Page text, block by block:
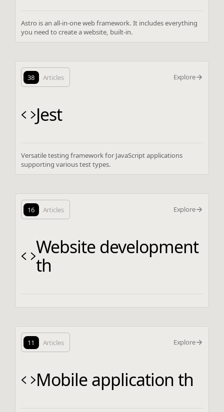
Astro is an all-in-one web framework. It includes everything
you need to create a website, built-in.
38 Articles Explore
Jest
Versatile testing framework for JavaScript applications
supporting various test types.
16 Articles Explore
Website development
th
11 Articles Explore
Mobile application th